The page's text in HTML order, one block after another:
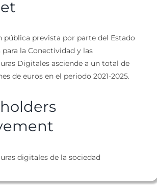
pública prevista por parte del Estado
para la Conectividad y las
Digitales asciende a un total de
de euros en el periodo 2021-2025.
digitales de la sociedad